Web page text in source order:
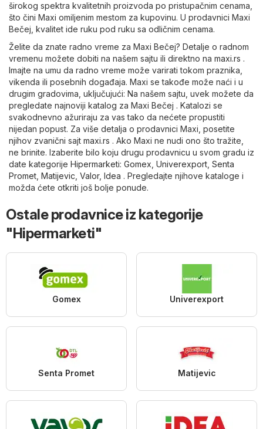
širokog spektra kvalitetnih proizvoda po pristupačnim cenama,
što čini Maxi omiljenim mestom za kupovinu. U prodavnici Maxi
Bečej, kvalitet ide ruku pod ruku sa odličnim cenama.
Želite da znate radno vreme za Maxi Bečej? Detalje o radnom
vremenu možete dobiti na našem sajtu ili direktno na maxi.rs .
Imajte na umu da radno vreme može varirati tokom praznika,
vikenda ili posebnih događaja. Maxi se takođe može naći i u
drugim gradovima, uključujući: Na našem sajtu, uvek možete da
pregledate najnoviji katalog za Maxi Bečej . Katalozi se
svakodnevno ažuriraju za vas tako da nećete propustiti
nijedan popust. Za više detalja o prodavnici Maxi, posetite
njihov zvanični sajt maxi.rs . Ako Maxi ne nudi ono što tražite,
ne brinite. Izaberite bilo koju drugu prodavnicu u svom gradu iz
date kategorije Hipermarketi: Gomex, Univerexport, Senta
Promet, Matijevic, Valor, Idea . Pregledajte njihove kataloge i
možda ćete otkriti još bolje ponude.
Ostale prodavnice iz kategorije
"Hipermarketi"
Gomex Univerexport
Senta Promet Matijevic